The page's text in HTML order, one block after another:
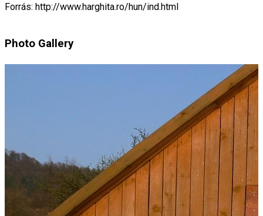
Forrás: http://www.harghita.ro/hun/ind.html
Photo Gallery